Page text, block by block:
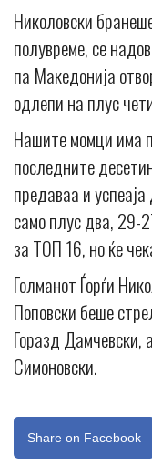
Николовски
полувреме, се
па Македонија
одлепи на плус
Нашите момци има
последните
предаваа и успеаja
само плус два, 29-
за ТОП 16, но ќе
Голманот Ѓорѓи
Поповски беше
Горазд Дамчевски,
Симоновски.
Share on Facebook